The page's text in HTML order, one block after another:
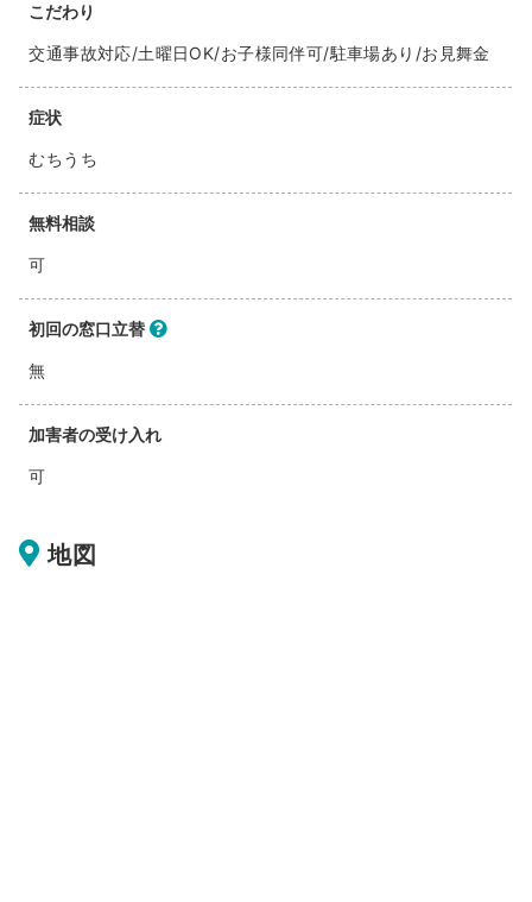
こだわり
交通事故対応/土曜日OK/お子様同伴可/駐車場あり/お見舞金
症状
むちうち
無料相談
可
初回の窓口立替
無
加害者の受け入れ
可
地図